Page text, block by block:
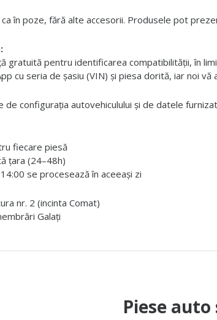
în poze, fără alte accesorii. Produsele pot
gratuită pentru identificarea compatibilității, în
cu seria de șasiu (VIN) și piesa dorită, iar noi vă
configurația autovehiculului și de datele
fiecare piesă
țara (24–48h)
se procesează în aceeași zi
nr. 2 (incinta Comat)
Galați
Piese